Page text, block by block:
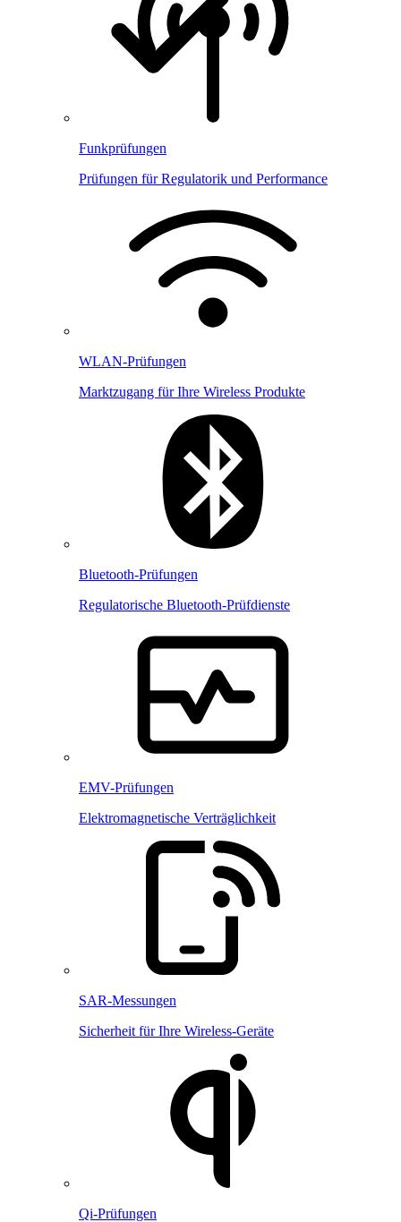
Funkprüfungen
Prüfungen für Regulatorik und Performance
WLAN-Prüfungen
Marktzugang für Ihre Wireless Produkte
Bluetooth-Prüfungen
Regulatorische Bluetooth-Prüfdienste
EMV-Prüfungen
Elektromagnetische Verträglichkeit
SAR-Messungen
Sicherheit für Ihre Wireless-Geräte
Qi-Prüfungen